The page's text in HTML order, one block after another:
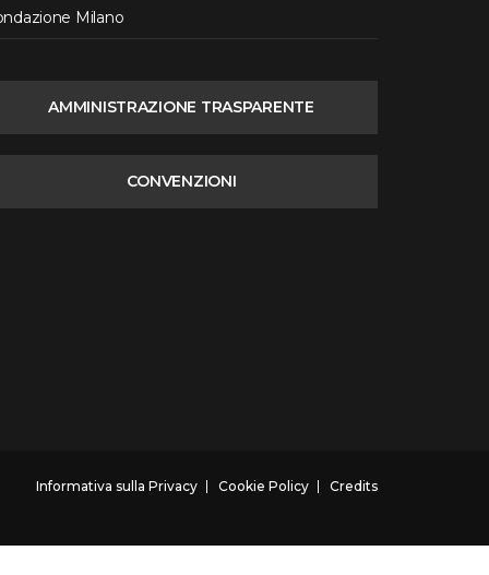
Milano
AMMINISTRAZIONE TRASPARENTE
CONVENZIONI
Informativa sulla Privacy Cookie Policy Credits